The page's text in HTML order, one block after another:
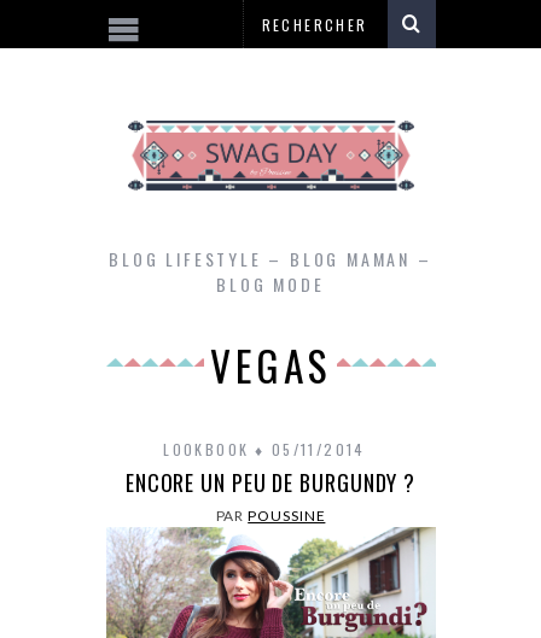
BLOG LIFESTYLE – BLOG MAMAN –
BLOG MODE
VEGAS
LOOKBOOK 05/11/2014
ENCORE UN PEU DE BURGUNDY ?
PARPOUSSINE